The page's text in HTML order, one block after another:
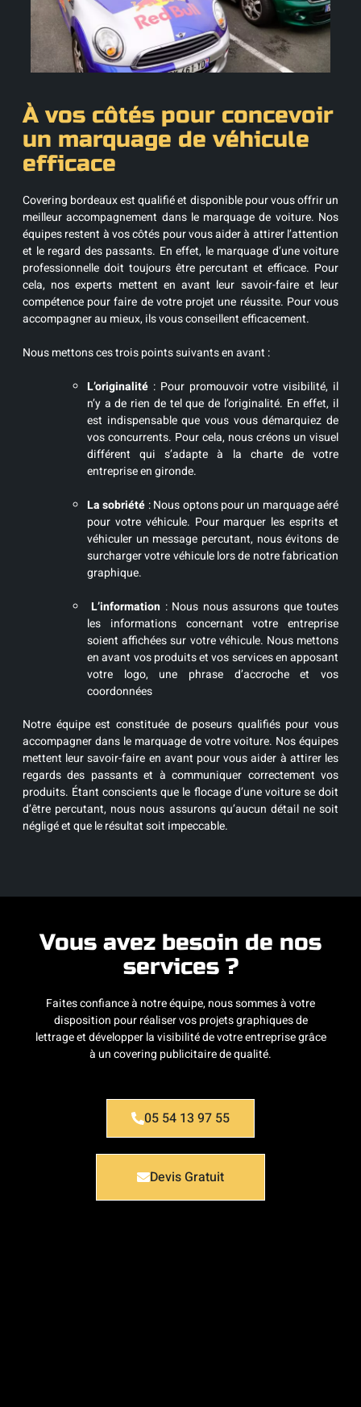
À vos côtés pour concevoir
un marquage de véhicule
efficace
Covering bordeaux est qualifié et disponible pour vous offrir un
meilleur accompagnement dans le marquage de voiture. Nos
équipes restent à vos côtés pour vous aider à attirer l’attention
et le regard des passants. En effet, le marquage d’une voiture
professionnelle doit toujours être percutant et efficace. Pour
cela, nos experts mettent en avant leur savoir-faire et leur
compétence pour faire de votre projet une réussite. Pour vous
accompagner au mieux, ils vous conseillent efficacement.
Nous mettons ces trois points suivants en avant :
L’originalité : Pour promouvoir votre visibilité, il
n’y a de rien de tel que de l’originalité. En effet, il
est indispensable que vous vous démarquiez de
vos concurrents. Pour cela, nous créons un visuel
différent qui s’adapte à la charte de votre
entreprise en gironde.
La sobriété : Nous optons pour un marquage aéré
pour votre véhicule. Pour marquer les esprits et
véhiculer un message percutant, nous évitons de
surcharger votre véhicule lors de notre fabrication
graphique.
L’information : Nous nous assurons que toutes
les informations concernant votre entreprise
soient affichées sur votre véhicule. Nous mettons
en avant vos produits et vos services en apposant
votre logo, une phrase d’accroche et vos
coordonnées
Notre équipe est constituée de poseurs qualifiés pour vous
accompagner dans le marquage de votre voiture. Nos équipes
mettent leur savoir-faire en avant pour vous aider à attirer les
regards des passants et à communiquer correctement vos
produits. Étant conscients que le flocage d’une voiture se doit
d’être percutant, nous nous assurons qu’aucun détail ne soit
négligé et que le résultat soit impeccable.
Vous avez besoin de nos
services ?
Faites confiance à notre équipe, nous sommes à votre
disposition pour réaliser vos projets graphiques de
lettrage et développer la visibilité de votre entreprise grâce
à un covering publicitaire de qualité.
05 54 13 97 55
Devis Gratuit